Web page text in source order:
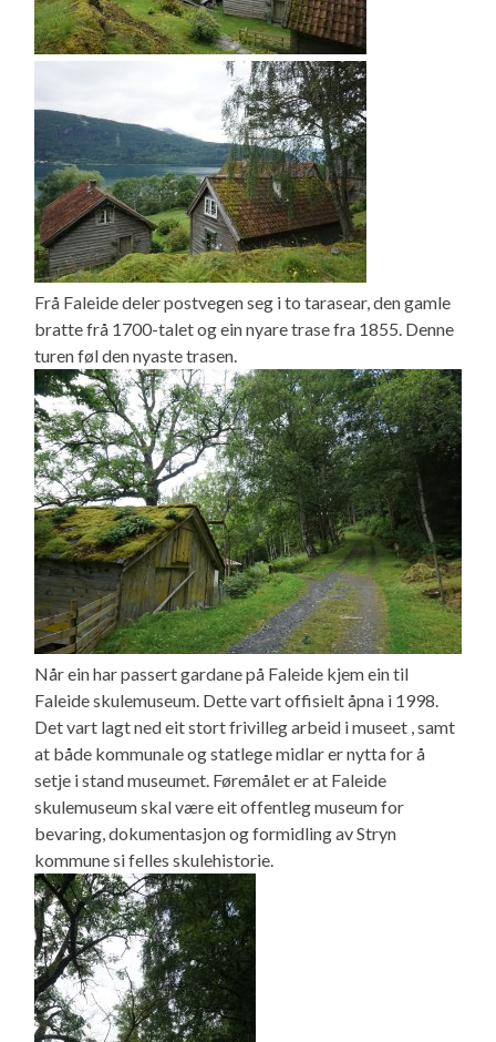
Frå Faleide deler postvegen seg i to tarasear, den gamle
bratte frå 1700-talet og ein nyare trase fra 1855. Denne
turen føl den nyaste trasen.
Når ein har passert gardane på Faleide kjem ein til
Faleide skulemuseum. Dette vart offisielt åpna i 1998.
Det vart lagt ned eit stort frivilleg arbeid i museet , samt
at både kommunale og statlege midlar er nytta for å
setje i stand museumet. Føremålet er at Faleide
skulemuseum skal være eit offentleg museum for
bevaring, dokumentasjon og formidling av Stryn
kommune si felles skulehistorie.